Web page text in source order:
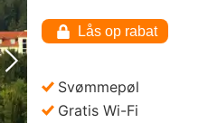
Næste billede
Lås op rabat
Svømmepøl
Gratis Wi-Fi